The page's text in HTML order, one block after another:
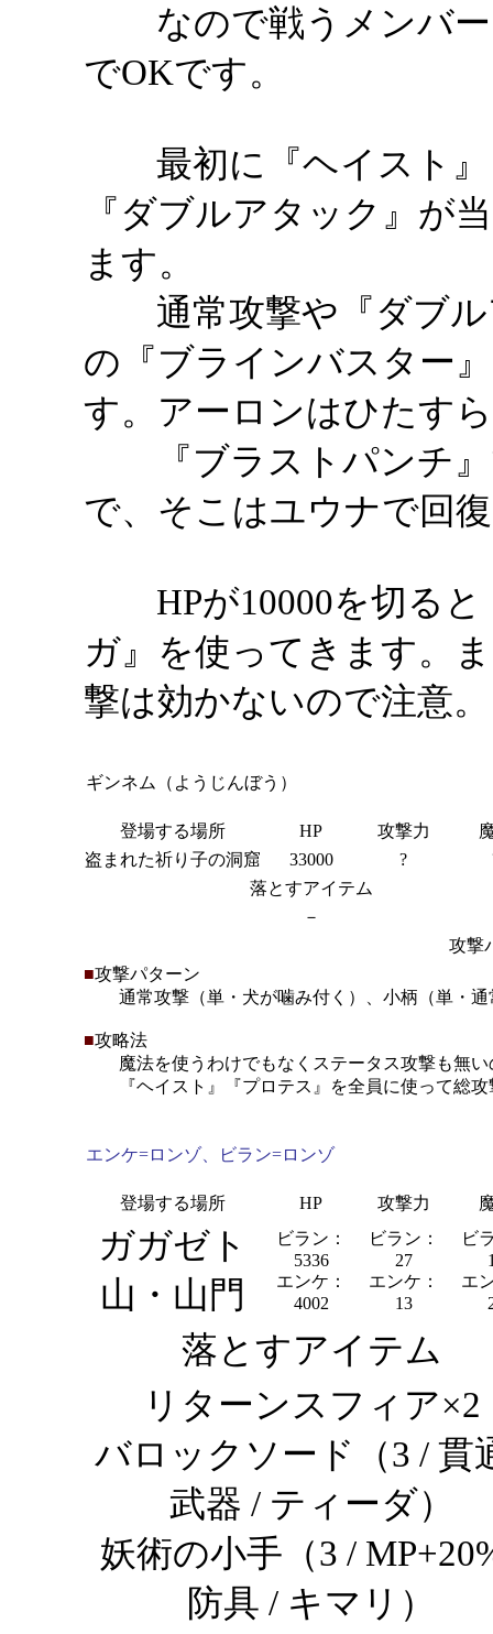
なので戦うメンバー
でOKです。
最初に『ヘイスト』
『ダブルアタック』が
ます。
通常攻撃や『ダブル
の『ブラインバスター
す。アーロンはひたす
『ブラストパンチ』
で、そこはユウナで回
HPが10000を切ると
ガ』を使ってきます。
撃は効かないので注意。
ギンネム（ようじんぼう）
登場する場所 HP 攻撃力
盗まれた祈り子の洞窟
33000 ?
落とすアイテム
－
攻撃
■攻撃パターン
通常攻撃（単・犬が噛み付く）、小柄（単・通
■攻略法
魔法を使うわけでもなくステータス攻撃も無い
『ヘイスト』『プロテス』を全員に使って総攻
エンケ=ロンゾ、ビラン=ロンゾ
登場する場所 HP 攻撃力
ガガゼト
山・山門
ビラン：
5336
エンケ：
4002
ビラン：
27
エンケ：
13
ビ
エ
落とすアイテム
リターンスフィア×2
バロックソード（3 / 貫
武器 / ティーダ）
妖術の小手（3 /
防具 / キマリ）